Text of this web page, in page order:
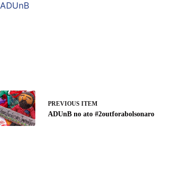
ADUnB
PREVIOUS ITEM
ADUnB no ato #2outforabolsonaro